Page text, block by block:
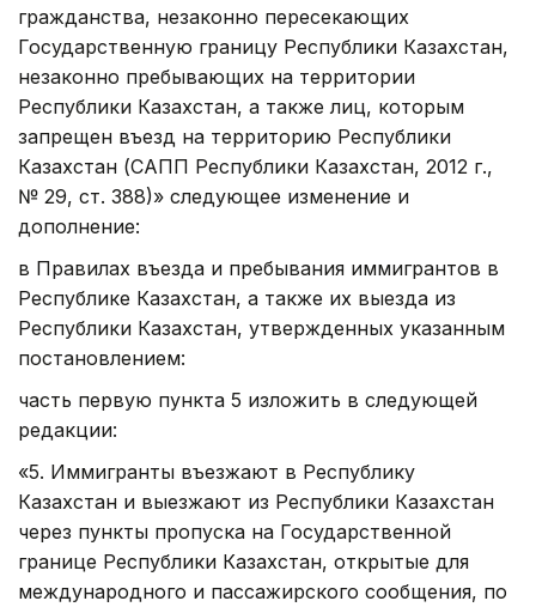
гражданства, незаконно пересекающих
Государственную границу Республики Казахстан,
незаконно пребывающих на территории
Республики Казахстан, а также лиц, которым
запрещен въезд на территорию Республики
Казахстан (САПП Республики Казахстан, 2012 г.,
№ 29, ст. 388)» следующее изменение и
дополнение:
в Правилах въезда и пребывания иммигрантов в
Республике Казахстан, а также их выезда из
Республики Казахстан, утвержденных указанным
постановлением:
часть первую пункта 5 изложить в следующей
редакции:
«5. Иммигранты въезжают в Республику
Казахстан и выезжают из Республики Казахстан
через пункты пропуска на Государственной
границе Республики Казахстан, открытые для
международного и пассажирского сообщения, по